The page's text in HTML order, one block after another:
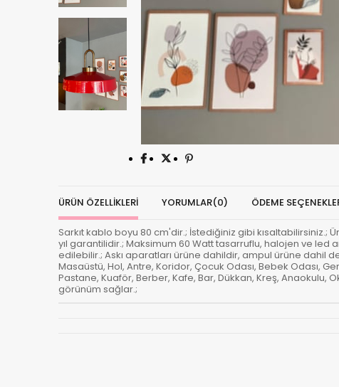
ÜRÜN ÖZELLIKLERI YORUMLAR(0) ÖDEME
Sarkıt kablo boyu 80 cm'dir.; İstediğiniz gibi kısaltabilirsiniz.;
yıl garantilidir.; Maksimum 60 Watt tasarruflu, halojen ve
edilebilir.; Askı aparatları ürüne dahildir, ampul ürüne dahil
Masaüstü, Hol, Antre, Koridor, Çocuk Odası, Bebek Odası,
Pastane, Kuaför, Berber, Kafe, Bar, Dükkan, Kreş, Anaokulu,
görünüm sağlar.;